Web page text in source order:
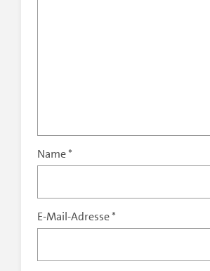
Name*
E-Mail-Adresse*